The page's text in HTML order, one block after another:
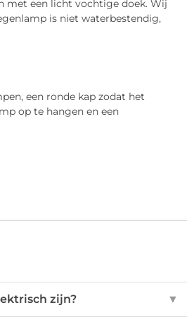
met een licht vochtige doek. Wij
is niet waterbestendig,
een ronde kap zodat het
op te hangen en een
zijn? ▼